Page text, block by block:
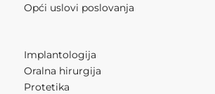
Opći uslovi poslovanja
Implantologija
Oralna hirurgija
Protetika